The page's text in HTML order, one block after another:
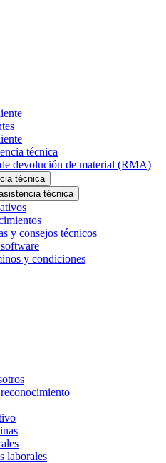
técnica
devolución de material (RMA)
técnica
técnica
y consejos técnicos
y condiciones
laborales